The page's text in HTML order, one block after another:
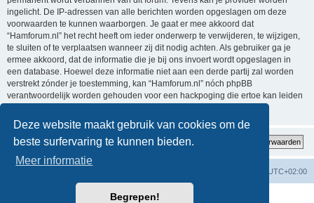
Deze website maakt gebruik van cookies om de
beste surfervaring te kunnen bieden.
Meer informatie
Begrepen!
ingelicht. De IP-adressen van alle berichten worden opgeslagen om deze
voorwaarden te kunnen waarborgen. Je gaat er mee akkoord dat
“Hamforum.nl” het recht heeft om ieder onderwerp te verwijderen, te wijzigen,
te sluiten of te verplaatsen wanneer zij dit nodig achten. Als gebruiker ga je
ermee akkoord, dat de informatie die je bij ons invoert wordt opgeslagen in
een database. Hoewel deze informatie niet aan een derde partij zal worden
verstrekt zónder je toestemming, kan “Hamforum.nl” nóch phpBB
verantwoordelijk worden gehouden voor een hackpoging die ertoe kan leiden
UTC+02:00
phpBB® Forum Software © phpBB Limited